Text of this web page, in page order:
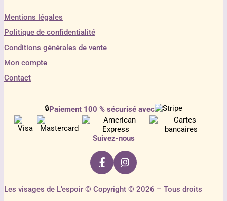
Mentions légales
Politique de confidentialité
Conditions générales de vente
Mon compte
Contact
🔒Paiement 100 % sécurisé avec
Suivez-nous
Les visages de L’espoir © Copyright © 2026 – Tous droits